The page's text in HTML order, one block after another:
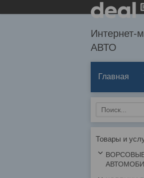
АВТО
Главная
Товары и